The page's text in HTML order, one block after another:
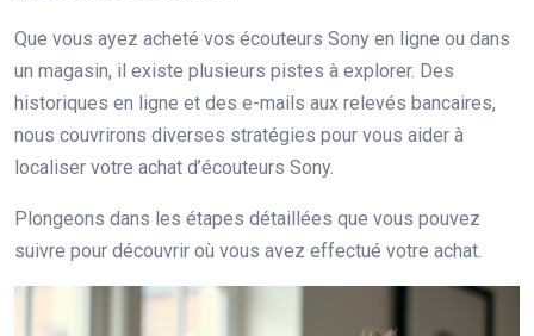
Que vous ayez acheté vos écouteurs Sony en ligne ou dans
un magasin, il existe plusieurs pistes à explorer. Des
historiques en ligne et des e-mails aux relevés bancaires,
nous couvrirons diverses stratégies pour vous aider à
localiser votre achat d’écouteurs Sony.
Plongeons dans les étapes détaillées que vous pouvez
suivre pour découvrir où vous avez effectué votre achat.